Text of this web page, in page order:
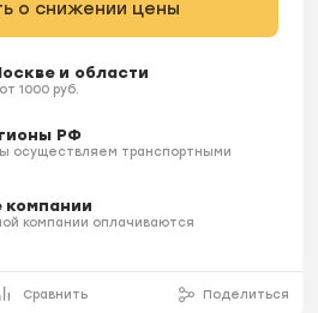
о снижении цены
и области
1000 руб.
РФ
осуществляем транспортными
компании
компании оплачиваются
Сравнить Поделиться